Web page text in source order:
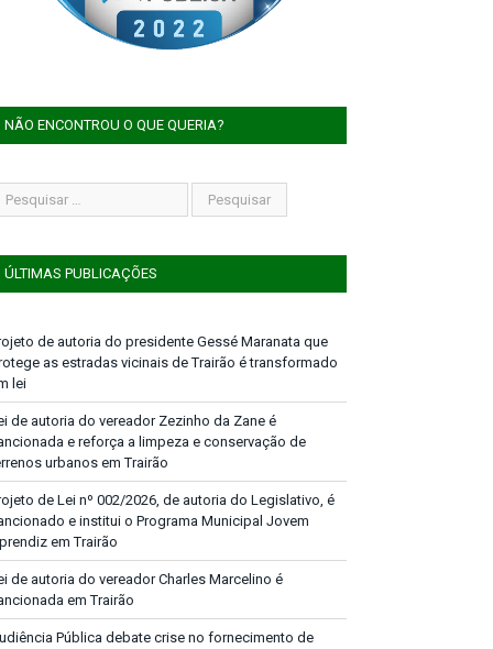
NÃO ENCONTROU O QUE QUERIA?
ÚLTIMAS PUBLICAÇÕES
de autoria do presidente Gessé Maranata que
as estradas vicinais de Trairão é transformado
lei
de autoria do vereador Zezinho da Zane é
e reforça a limpeza e conservação de
urbanos em Trairão
de Lei nº 002/2026, de autoria do Legislativo, é
e institui o Programa Municipal Jovem
em Trairão
de autoria do vereador Charles Marcelino é
em Trairão
Pública debate crise no fornecimento de